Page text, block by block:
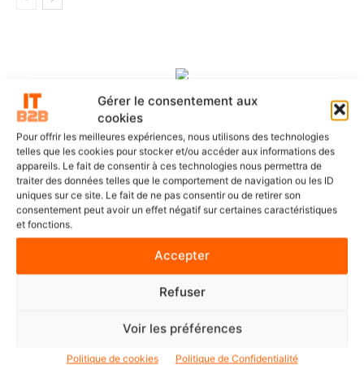
Gérer le consentement aux
cookies
Pour offrir les meilleures expériences, nous utilisons des technologies
telles que les cookies pour stocker et/ou accéder aux informations des
appareils. Le fait de consentir à ces technologies nous permettra de
traiter des données telles que le comportement de navigation ou les ID
uniques sur ce site. Le fait de ne pas consentir ou de retirer son
consentement peut avoir un effet négatif sur certaines caractéristiques
et fonctions.
Accepter
Refuser
Voir les préférences
Politique de cookies Politique de Confidentialité
DERNIERS ARTICLES
SOLUTIONS ET SERVICES
ITS Group construit les fondations
Le Mode IA de Google, ou le Shadow